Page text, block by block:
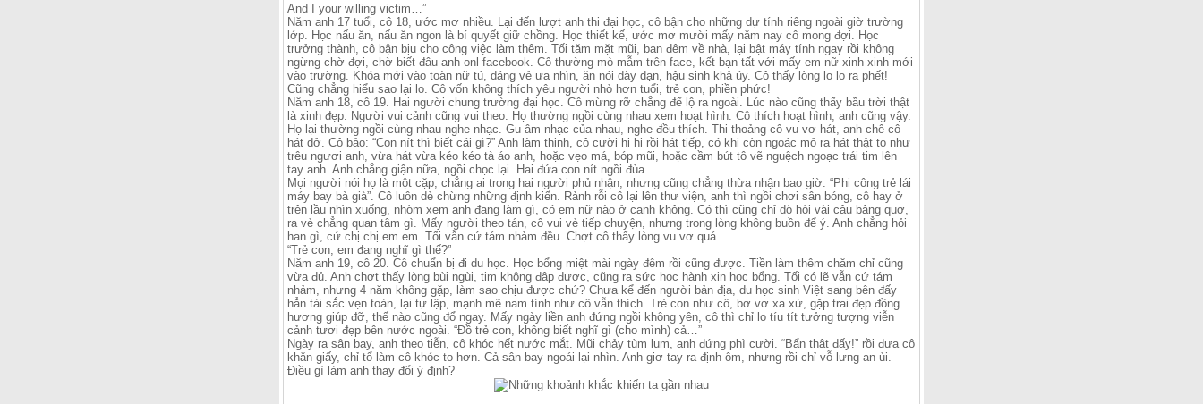
And I your willing victim…”
Năm anh 17 tuổi, cô 18, ước mơ nhiều. Lại đến lượt anh thi đại học, cô bận cho những dự tính riêng ngoài giờ trường
lớp. Học nấu ăn, nấu ăn ngon là bí quyết giữ chồng. Học thiết kế, ước mơ mười mấy năm nay cô mong đợi. Học
trưởng thành, cô bận bịu cho công việc làm thêm. Tối tăm mặt mũi, ban đêm về nhà, lại bật máy tính ngay rồi không
ngừng chờ đợi, chờ biết đâu anh onl facebook. Cô thường mò mẫm trên face, kết bạn tất với mấy em nữ xinh xinh mới
vào trường. Khóa mới vào toàn nữ tú, dáng vẻ ưa nhìn, ăn nói dày dạn, hậu sinh khả úy. Cô thấy lòng lo lo ra phết!
Cũng chẳng hiểu sao lại lo. Cô vốn không thích yêu người nhỏ hơn tuổi, trẻ con, phiền phức!
Năm anh 18, cô 19. Hai người chung trường đại học. Cô mừng rỡ chẳng để lộ ra ngoài. Lúc nào cũng thấy bầu trời thật
là xinh đẹp. Người vui cảnh cũng vui theo. Họ thường ngồi cùng nhau xem hoạt hình. Cô thích hoạt hình, anh cũng vậy.
Họ lại thường ngồi cùng nhau nghe nhạc. Gu âm nhạc của nhau, nghe đều thích. Thi thoảng cô vu vơ hát, anh chê cô
hát dở. Cô bảo: “Con nít thì biết cái gì?” Anh làm thinh, cô cười hi hi rồi hát tiếp, có khi còn ngoác mỏ ra hát thật to như
trêu ngươi anh, vừa hát vừa kéo kéo tà áo anh, hoặc vẹo má, bóp mũi, hoặc cầm bút tô vẽ nguệch ngoạc trái tim lên
tay anh. Anh chẳng giận nữa, ngồi chọc lại. Hai đứa con nít ngồi đùa.
Mọi người nói họ là một cặp, chẳng ai trong hai người phủ nhận, nhưng cũng chẳng thừa nhận bao giờ. “Phi công trẻ lái
máy bay bà già”. Cô luôn dè chừng những định kiến. Rảnh rỗi cô lại lên thư viện, anh thì ngồi chơi sân bóng, cô hay ở
trên lầu nhìn xuống, nhòm xem anh đang làm gì, có em nữ nào ở cạnh không. Có thì cũng chỉ dò hỏi vài câu bâng quơ,
ra vẻ chẳng quan tâm gì. Mấy người theo tán, cô vui vẻ tiếp chuyện, nhưng trong lòng không buồn để ý. Anh chẳng hỏi
han gì, cứ chị chị em em. Tối vẫn cứ tám nhảm đều. Chợt cô thấy lòng vu vơ quá.
“Trẻ con, em đang nghĩ gì thế?”
Năm anh 19, cô 20. Cô chuẩn bị đi du học. Học bổng miệt mài ngày đêm rồi cũng được. Tiền làm thêm chăm chỉ cũng
vừa đủ. Anh chợt thấy lòng bùi ngùi, tim không đập được, cũng ra sức học hành xin học bổng. Tối có lẽ vẫn cứ tám
nhảm, nhưng 4 năm không gặp, làm sao chịu được chứ? Chưa kể đến người bản địa, du học sinh Việt sang bên đấy
hẳn tài sắc vẹn toàn, lại tự lập, mạnh mẽ nam tính như cô vẫn thích. Trẻ con như cô, bơ vơ xa xứ, gặp trai đẹp đồng
hương giúp đỡ, thế nào cũng đổ ngay. Mấy ngày liền anh đứng ngồi không yên, cô thì chỉ lo tíu tít tưởng tượng viễn
cảnh tươi đẹp bên nước ngoài. “Đồ trẻ con, không biết nghĩ gì (cho mình) cả…”
Ngày ra sân bay, anh theo tiễn, cô khóc hết nước mắt. Mũi chảy tùm lum, anh đứng phì cười. “Bẩn thật đấy!” rồi đưa cô
khăn giấy, chỉ tổ làm cô khóc to hơn. Cả sân bay ngoái lại nhìn. Anh giơ tay ra định ôm, nhưng rồi chỉ vỗ lưng an ủi.
Điều gì làm anh thay đổi ý định?